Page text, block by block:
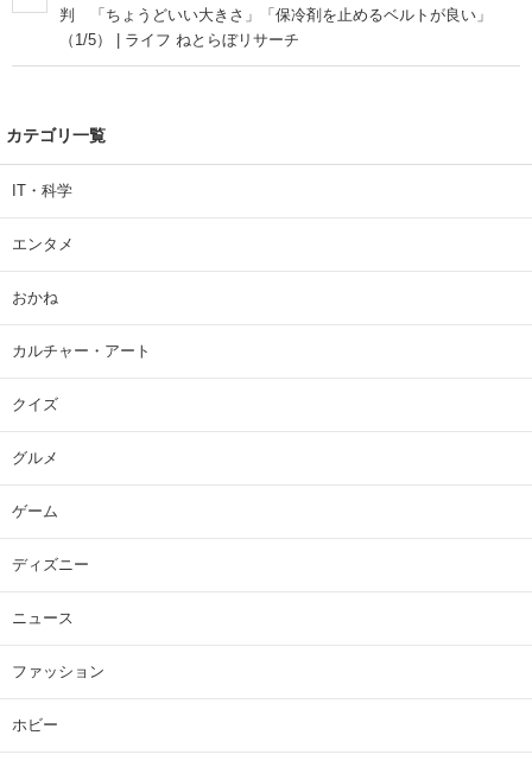
判 「ちょうどいい大きさ」「保冷剤を止めるベルトが良い」
（1/5） | ライフ ねとらぼリサーチ
カテゴリ一覧
IT・科学
エンタメ
おかね
カルチャー・アート
クイズ
グルメ
ゲーム
ディズニー
ニュース
ファッション
ホビー